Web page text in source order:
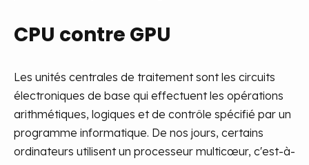
CPU contre GPU
Les unités centrales de traitement sont les circuits
électroniques de base qui effectuent les opérations
arithmétiques, logiques et de contrôle spécifié par un
programme informatique. De nos jours, certains
ordinateurs utilisent un processeur multicœur, c'est-à-